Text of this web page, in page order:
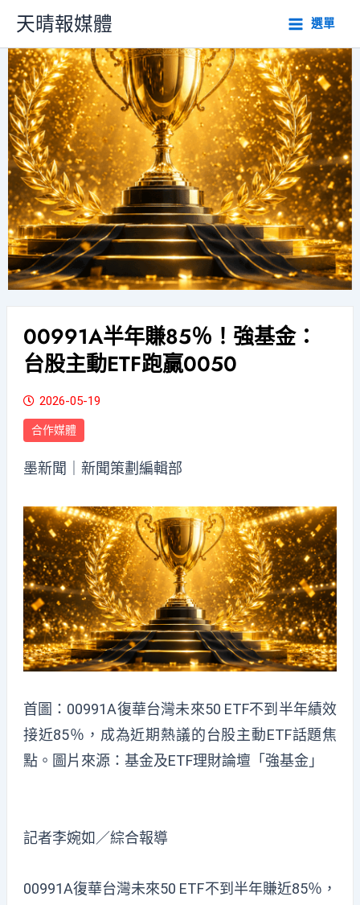
主
要
內
容
天晴報媒體 選單
00991A半年賺85％！強基金：
台股主動ETF跑贏0050
2026-05-19
合作媒體
墨新聞 ｜新聞策劃編輯部
首圖：00991A復華台灣未來50 ETF不到半年績效
接近85％，成為近期熱議的台股主動ETF話題焦
點。圖片來源：基金及ETF理財論壇「強基金」
記者李婉如／綜合報導
00991A復華台灣未來50 ETF不到半年賺近85％，